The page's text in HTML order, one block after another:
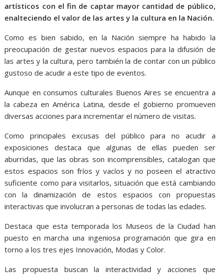
artísticos con el fin de captar mayor cantidad de público,
enalteciendo el valor de las artes y la cultura en la Nación.
Como es bien sabido, en la Nación siempre ha habido la
preocupación de gestar nuevos espacios para la difusión de
las artes y la cultura, pero también la de contar con un público
gustoso de acudir a este tipo de eventos.
Aunque en consumos culturales Buenos Aires se encuentra a
la cabeza en América Latina, desde el gobierno promueven
diversas acciones para incrementar el número de visitas.
Como principales excusas del público para no acudir a
exposiciones destaca que algunas de ellas pueden ser
aburridas, que las obras son incomprensibles, catalogan que
estos espacios son fríos y vacíos y no poseen el atractivo
suficiente como para visitarlos, situación que está cambiando
con la dinamización de estos espacios con propuestas
interactivas que involucran a personas de todas las edades.
Destaca que esta temporada los Museos de la Ciudad han
puesto en marcha una ingeniosa programación que gira en
torno a los tres ejes Innovación, Modas y Color.
Las propuesta buscan la interactividad y acciones que